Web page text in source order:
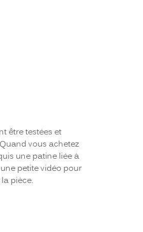
être testées et
vous achetez
une patine liée à
petite vidéo pour
pièce.